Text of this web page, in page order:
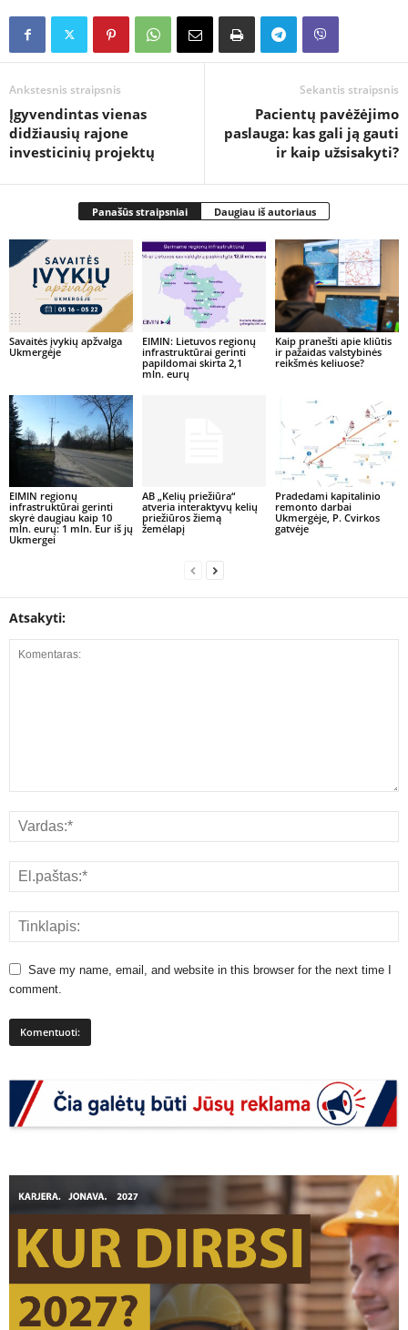
Ankstesnis straipsnis
Įgyvendintas vienas
didžiausių rajone
investicinių projektų
Sekantis straipsnis
Pacientų pavėžėjimo
paslauga: kas gali ją gauti
ir kaip užsisakyti?
Panašūs straipsniai Daugiau iš autoriaus
Savaitės įvykių apžvalga
Ukmergėje
EIMIN: Lietuvos regionų
infrastruktūrai gerinti
papildomai skirta 2,1
mln. eurų
Kaip pranešti apie kliūtis
ir pažaidas valstybinės
reikšmės keliuose?
EIMIN regionų
infrastruktūrai gerinti
skyrė daugiau kaip 10
mln. eurų: 1 mln. Eur iš jų
Ukmergei
AB „Kelių priežiūra“
atveria interaktyvų kelių
priežiūros žiemą
žemėlapį
Pradedami kapitalinio
remonto darbai
Ukmergėje, P. Cvirkos
gatvėje
Atsakyti:
Save my name, email, and website in this browser for the next time I
comment.